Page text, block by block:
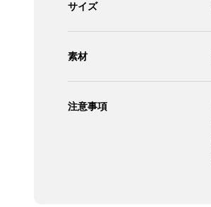
サイズ
素材
注意事項